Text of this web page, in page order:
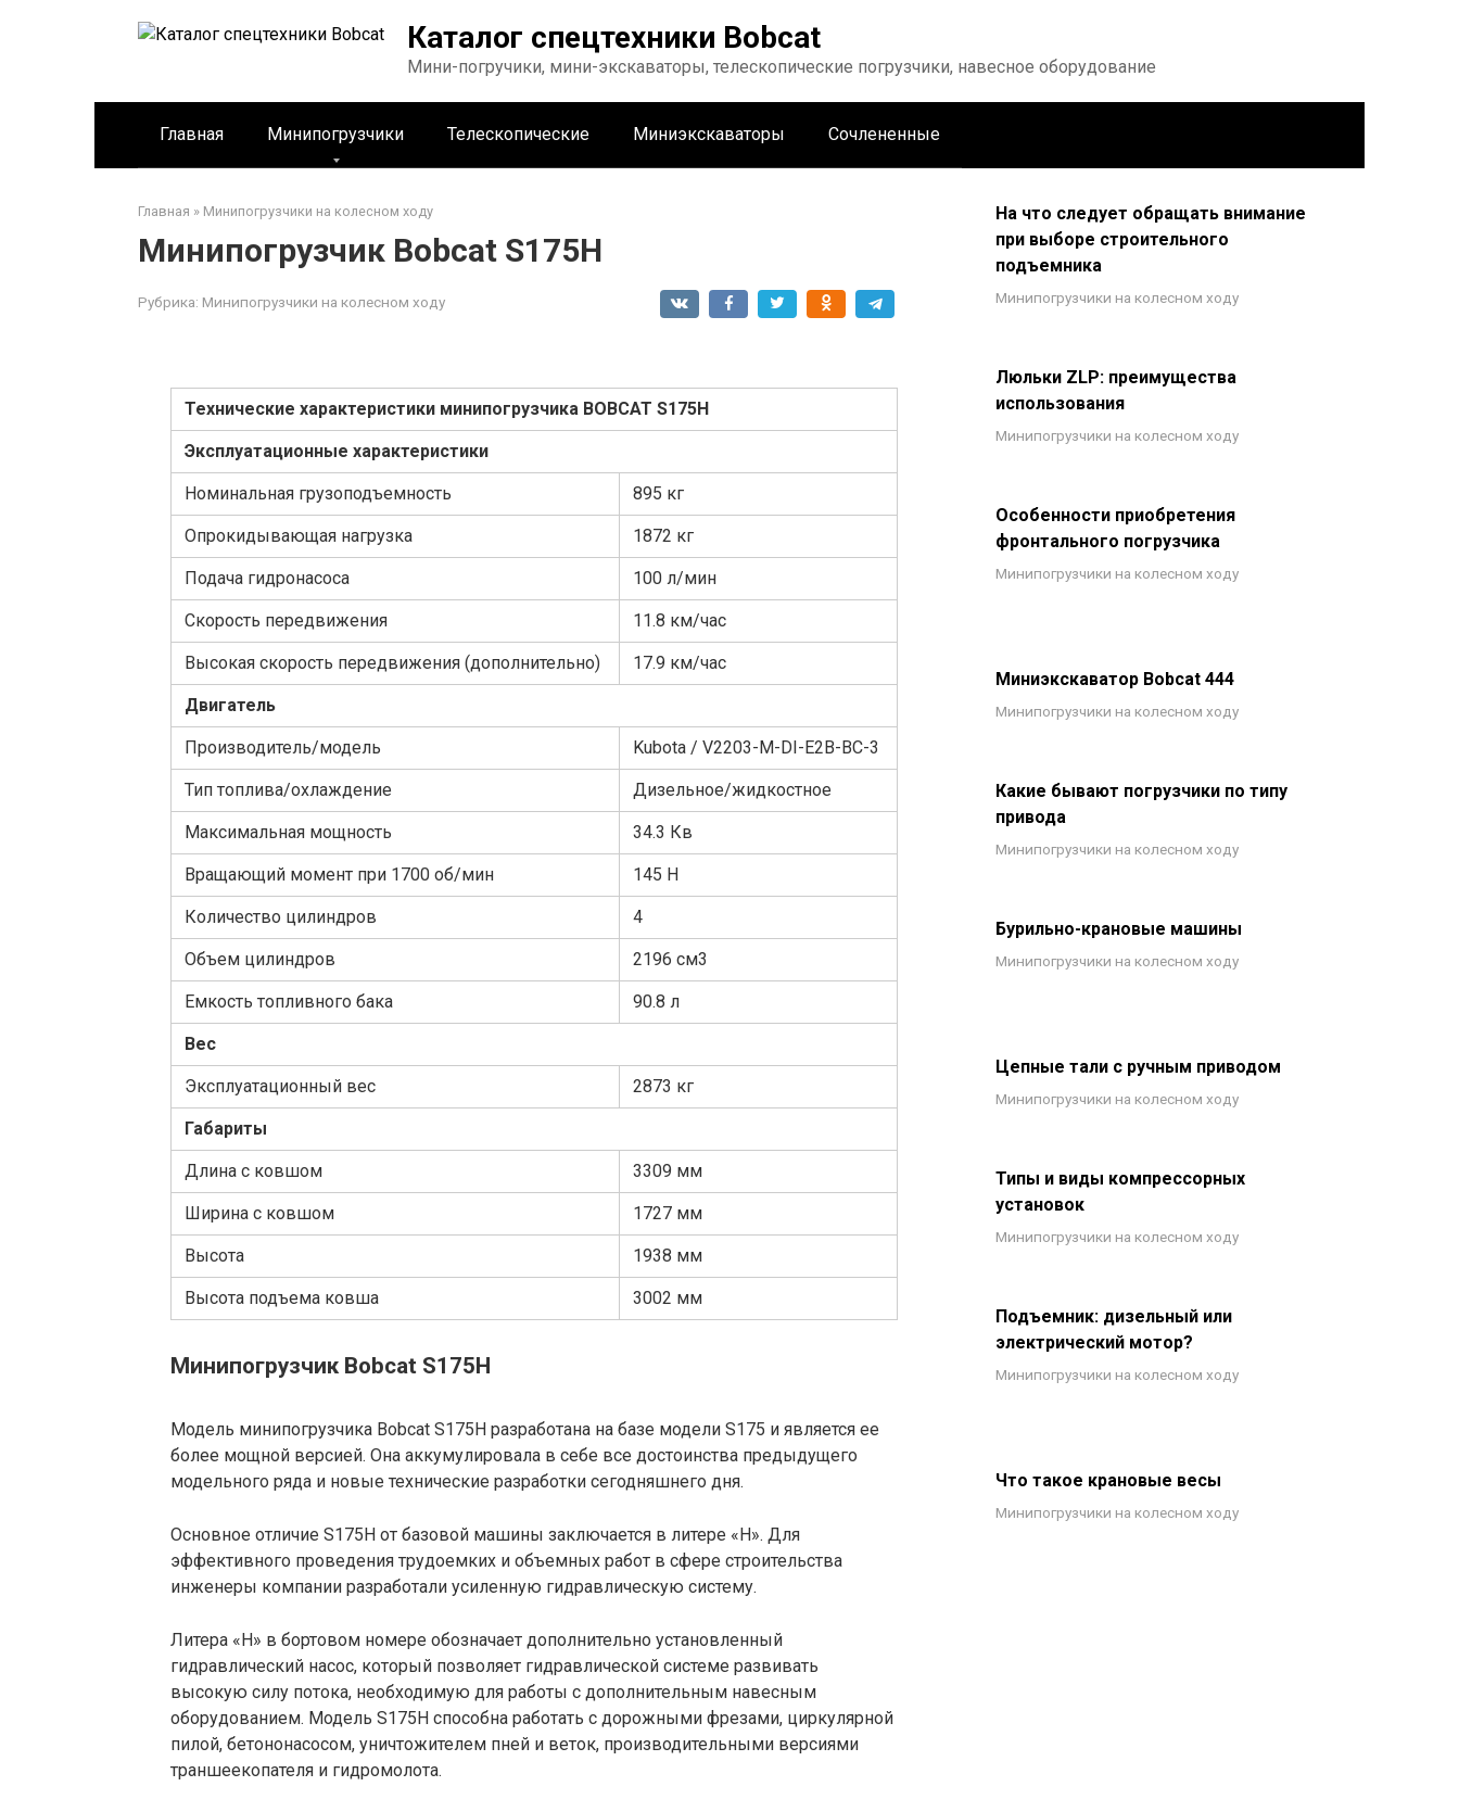
Каталог спецтехники Bobcat
Мини-погручики, мини-экскаваторы, телескопические погрузчики, навесное оборудование
Главная Минипогрузчики Телескопические Миниэкскаваторы Сочлененные
Главная » Минипогрузчики на колесном ходу
Минипогрузчик Bobcat S175H
Рубрика: Минипогрузчики на колесном ходу
Технические характеристики минипогрузчика BOBCAT S175H
Эксплуатационные характеристики
Номинальная грузоподъемность 895 кг
Опрокидывающая нагрузка 1872 кг
Подача гидронасоса 100 л/мин
Cкорость передвижения 11.8 км/час
Высокая скорость передвижения (дополнительно) 17.9 км/час
Двигатель
Производитель/модель Kubota / V2203-M-DI-E2B-BC-3
Тип топлива/охлаждение Дизельное/жидкостное
Максимальная мощность 34.3 Кв
Вращающий момент при 1700 об/мин 145 Н
Количество цилиндров 4
Объем цилиндров 2196 см3
Емкость топливного бака 90.8 л
Вес
Эксплуатационный вес 2873 кг
Габариты
Длина с ковшом 3309 мм
Ширина с ковшом 1727 мм
Высота 1938 мм
Высота подъема ковша 3002 мм
Минипогрузчик Bobcat S175H
Модель минипогрузчика Bobcat S175H разработана на базе модели S175 и является ее
более мощной версией. Она аккумулировала в себе все достоинства предыдущего
модельного ряда и новые технические разработки сегодняшнего дня.
Основное отличие S175H от базовой машины заключается в литере «H». Для
эффективного проведения трудоемких и объемных работ в сфере строительства
инженеры компании разработали усиленную гидравлическую систему.
Литера «H» в бортовом номере обозначает дополнительно установленный
гидравлический насос, который позволяет гидравлической системе развивать
высокую силу потока, необходимую для работы с дополнительным навесным
оборудованием. Модель S175H способна работать с дорожными фрезами, циркулярной
пилой, бетононасосом, уничтожителем пней и веток, производительными версиями
траншеекопателя и гидромолота.
На что следует обращать внимание
при выборе строительного
подъемника
Минипогрузчики на колесном ходу
Люльки ZLP: преимущества
использования
Минипогрузчики на колесном ходу
Особенности приобретения
фронтального погрузчика
Минипогрузчики на колесном ходу
Миниэкскаватор Bobcat 444
Минипогрузчики на колесном ходу
Какие бывают погрузчики по типу
привода
Минипогрузчики на колесном ходу
Бурильно-крановые машины
Минипогрузчики на колесном ходу
Цепные тали с ручным приводом
Минипогрузчики на колесном ходу
Типы и виды компрессорных
установок
Минипогрузчики на колесном ходу
Подъемник: дизельный или
электрический мотор?
Минипогрузчики на колесном ходу
Что такое крановые весы
Минипогрузчики на колесном ходу